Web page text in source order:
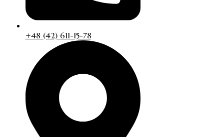
+48 (42) 611-15-78